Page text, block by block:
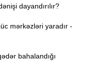
dayandırılır?
mərkəzləri yaradır -
bahalandığı